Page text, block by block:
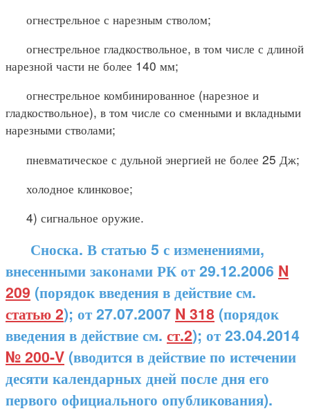
огнестрельное с нарезным стволом;
огнестрельное гладкоствольное, в том числе с длиной
нарезной части не более 140 мм;
огнестрельное комбинированное (нарезное и
гладкоствольное), в том числе со сменными и вкладными
нарезными стволами;
пневматическое с дульной энергией не более 25 Дж;
холодное клинковое;
4) сигнальное оружие.
Сноска. В статью 5 с изменениями,
внесенными законами РК от 29.12.2006 N
209 (порядок введения в действие см.
статью 2); от 27.07.2007 N 318 (порядок
введения в действие см. ст.2); от 23.04.2014
№ 200-V (вводится в действие по истечении
десяти календарных дней после дня его
первого официального опубликования).